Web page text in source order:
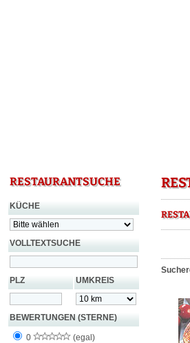
RESTAURANTSUCHE
KÜCHE
VOLLTEXTSUCHE
PLZ UMKREIS
BEWERTUNGEN (STERNE)
0
(egal)